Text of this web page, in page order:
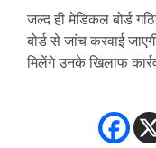
जल्द ही मेडिकल बोर्ड
बोर्ड से जांच करवाई
मिलेंगे उनके खिलाफ